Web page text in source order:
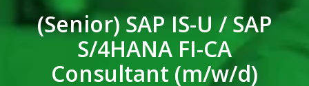
(Senior) SAP IS-U / SAP
S/4HANA FI-CA
Consultant (m/w/d)